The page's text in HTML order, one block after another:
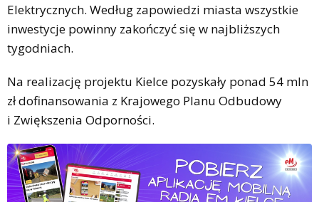
Elektrycznych. Według zapowiedzi miasta wszystkie
inwestycje powinny zakończyć się w najbliższych
tygodniach.
Na realizację projektu Kielce pozyskały ponad 54 mln
zł dofinansowania z Krajowego Planu Odbudowy
i Zwiększenia Odporności.